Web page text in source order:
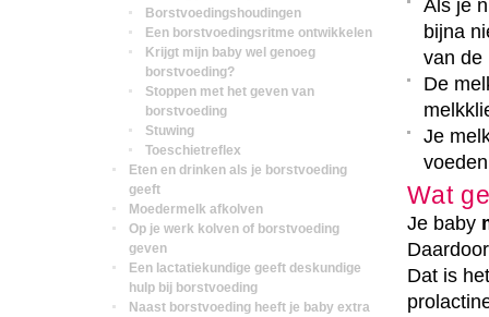
Borstvoedingshoudingen
Een borstvoedingsritme ontwikkelen
Krijgt mijn baby wel genoeg
borstvoeding?
Stoppen met het geven van
borstvoeding
Stuwing
Toeschietreflex
Eten en drinken als je borstvoeding
geeft
Moedermelk afkolven
Op je werk kolven of borstvoeding
geven
Een lactatiekundige geeft deskundige
hulp bij borstvoeding
Naast borstvoeding heeft je baby extra
Als je
bijna
van de
De
Je
Wat
Je baby
Dat is